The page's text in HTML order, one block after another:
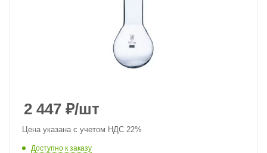
2 447 ₽/шт
Цена указана с учетом НДС 22%
Доступно к заказу